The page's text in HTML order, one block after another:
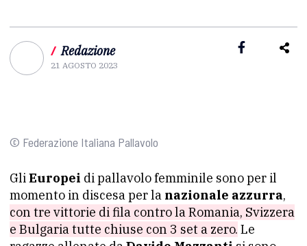
/ Redazione
21 AGOSTO 2023
© Federazione Italiana Pallavolo
GliEuropei di pallavolo femminile sono per il
momento in discesa per la nazionale azzurra,
con tre vittorie di fila contro la Romania, Svizzera
e Bulgaria tutte chiuse con 3 set a zero. Le